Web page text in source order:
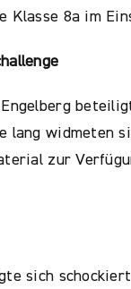
Klasse 8a im
lang widmeten
zur
sich